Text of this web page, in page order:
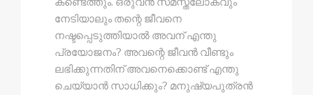
നേടിയാലും തന്റെ ജീവനെ
നഷ്ടപ്പെടുത്തിയാൽ അവന് എന്തു
പ്രയോജനം? അവന്റെ ജീവൻ വീണ്ടും
ലഭിക്കുന്നതിന് അവനെക്കൊണ്ട് എന്തു
ചെയ്യാൻ സാധിക്കും? മനുഷ്യപുത്രൻ